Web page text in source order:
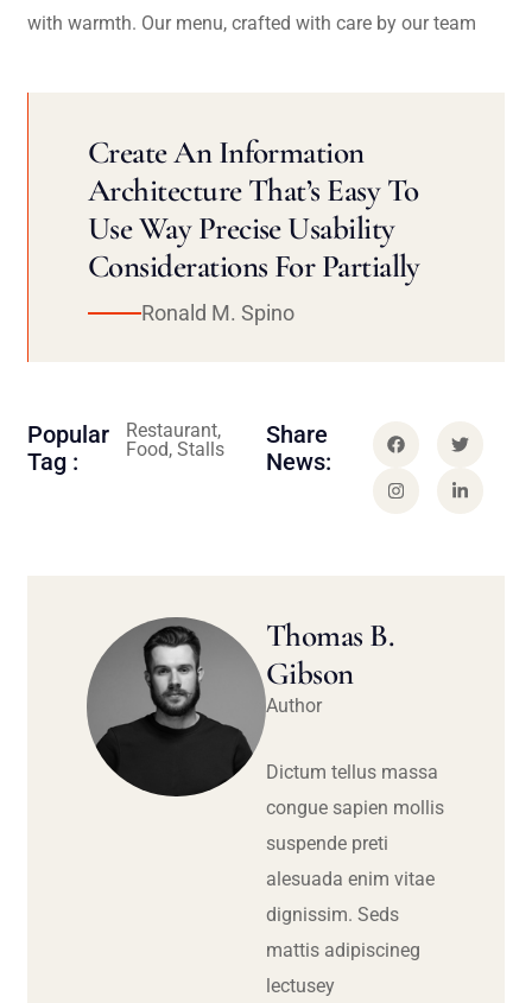
with warmth. Our menu, crafted with care by our team
Create An Information
Architecture That’s Easy To
Use Way Precise Usability
Considerations For Partially
Ronald M. Spino
Popular
Tag :
Restaurant,
Food, Stalls
Share
News:
Thomas B.
Gibson
Author
Dictum tellus massa
congue sapien mollis
suspende preti
alesuada enim vitae
dignissim. Seds
mattis adipiscineg
lectusey